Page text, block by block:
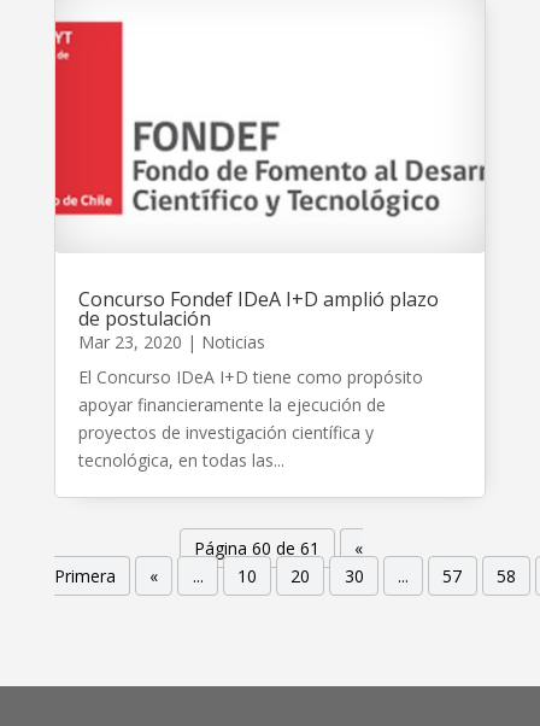
Concurso Fondef IDeA I+D amplió plazo
de postulación
Mar 23, 2020 | Noticias
El Concurso IDeA I+D tiene como propósito
apoyar financieramente la ejecución de
proyectos de investigación científica y
tecnológica, en todas las...
Página 60 de 61
«
Primera
« ... 10 20 30 ... 57 58